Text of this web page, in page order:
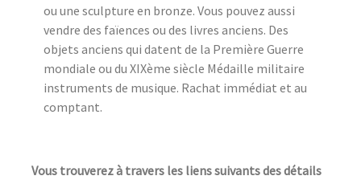
ou une sculpture en bronze. Vous pouvez aussi
vendre des faïences ou des livres anciens. Des
objets anciens qui datent de la Première Guerre
mondiale ou du XIXème siècle Médaille militaire
instruments de musique. Rachat immédiat et au
comptant.
Vous trouverez à travers les liens suivants des détails